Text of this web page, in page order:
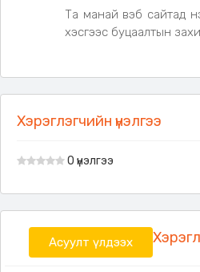
Та манай вэб сайтад
хэсгээс буцаалтын
Хэрэглэгчийн үнэлгээ
0 үнэлгээ
Асуулт үлдээх